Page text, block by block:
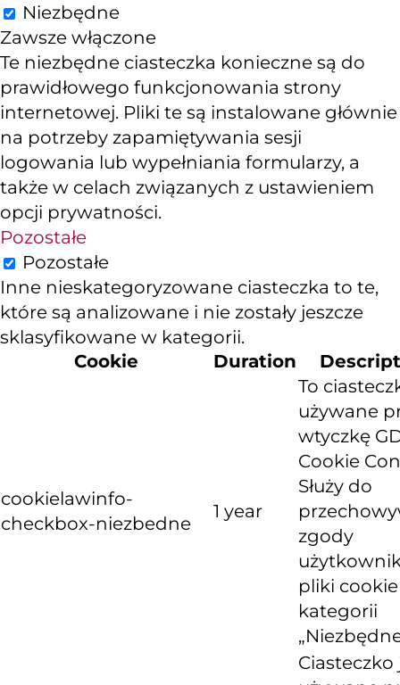
Niezbędne
Zawsze włączone
Te niezbędne ciasteczka konieczne są do
prawidłowego funkcjonowania strony
internetowej. Pliki te są instalowane głównie
na potrzeby zapamiętywania sesji
logowania lub wypełniania formularzy, a
także w celach związanych z ustawieniem
opcji prywatności.
Pozostałe
Pozostałe
Inne nieskategoryzowane ciasteczka to te,
które są analizowane i nie zostały jeszcze
sklasyfikowane w kategorii.
Cookie
Duration
cookielawinfo-
checkbox-niezbedne
1 year
To
używane
wtyczkę
Cookie
Służy do
zgody
pliki
kategorii
Ciasteczko